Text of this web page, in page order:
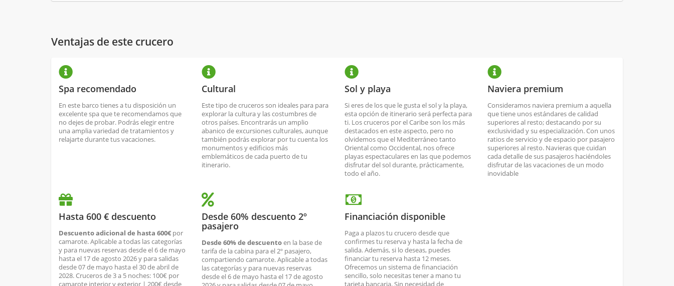
Ventajas de este crucero
Spa recomendado
En este barco tienes a tu disposición un
excelente spa que te recomendamos que
no dejes de probar. Podrás elegir entre
una amplia variedad de tratamientos y
relajarte durante tus vacaciones.
Cultural
Este tipo de cruceros son ideales para para
explorar la cultura y las costumbres de
otros países. Encontrarás un amplio
abanico de excursiones culturales, aunque
también podrás explorar por tu cuenta los
monumentos y edificios más
emblemáticos de cada puerto de tu
itinerario.
Sol y playa
Si eres de los que le gusta el sol y la playa,
esta opción de itinerario será perfecta para
ti. Los cruceros por el Caribe son los más
destacados en este aspecto, pero no
olvidemos que el Mediterráneo tanto
Oriental como Occidental, nos ofrece
playas espectaculares en las que podemos
disfrutar del sol durante, prácticamente,
todo el año.
Naviera premium
Consideramos naviera premium a aquella
que tiene unos estándares de calidad
superiores al resto; destacando por su
exclusividad y su especialización. Con unos
ratios de servicio y de espacio por pasajero
superiores al resto. Navieras que cuidan
cada detalle de sus pasajeros haciéndoles
disfrutar de las vacaciones de un modo
inovidable
Hasta 600 € descuento
Descuento adicional de hasta 600€ por
camarote. Aplicable a todas las categorías
y para nuevas reservas desde el 6 de mayo
hasta el 17 de agosto 2026 y para salidas
desde 07 de mayo hasta el 30 de abril de
2028. Cruceros de 3 a 5 noches: 100€ por
Desde 60% descuento 2º
pasajero
Desde 60% de descuentoen la base de
tarifa de la cabina para el 2º pasajero,
compartiendo camarote. Aplicable a todas
las categorías y para nuevas reservas
desde el 6 de mayo hasta el 17 de agosto
Financiación disponible
Paga a plazos tu crucero desde que
confirmes tu reserva y hasta la fecha de
salida. Además, si lo deseas, puedes
financiar tu reserva hasta 12 meses.
Ofrecemos un sistema de financiación
sencillo, solo necesitas tener a mano tu